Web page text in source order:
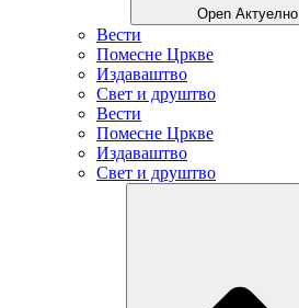
Open Актуелно
Вести
Помесне Цркве
Издаваштво
Свет и друштво
Вести
Помесне Цркве
Издаваштво
Свет и друштво